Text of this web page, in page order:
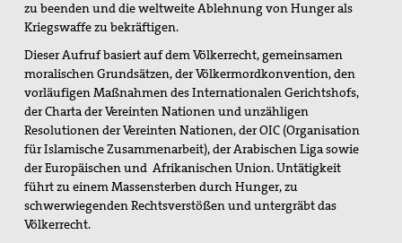
zu beenden und die weltweite Ablehnung von Hunger als
Kriegswaffe zu bekräftigen.
Dieser Aufruf basiert auf dem Völkerrecht, gemeinsamen
moralischen Grundsätzen, der Völkermordkonvention, den
vorläufigen Maßnahmen des Internationalen Gerichtshofs,
der Charta der Vereinten Nationen und unzähligen
Resolutionen der Vereinten Nationen, der OIC (Organisation
für Islamische Zusammenarbeit), der Arabischen Liga sowie
der Europäischen und Afrikanischen Union. Untätigkeit
führt zu einem Massensterben durch Hunger, zu
schwerwiegenden Rechtsverstößen und untergräbt das
Völkerrecht.